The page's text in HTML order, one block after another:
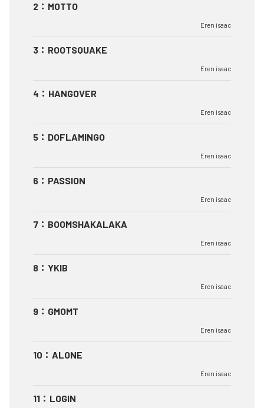
2 ： MOTTO
Eren isaac
3 ： ROOTSQUAKE
Eren isaac
4 ： HANGOVER
Eren isaac
5 ： DOFLAMINGO
Eren isaac
6 ： PASSION
Eren isaac
7 ： BOOMSHAKALAKA
Eren isaac
8 ： YKIB
Eren isaac
9 ： GMOMT
Eren isaac
10 ： ALONE
Eren isaac
11 ： LOGIN